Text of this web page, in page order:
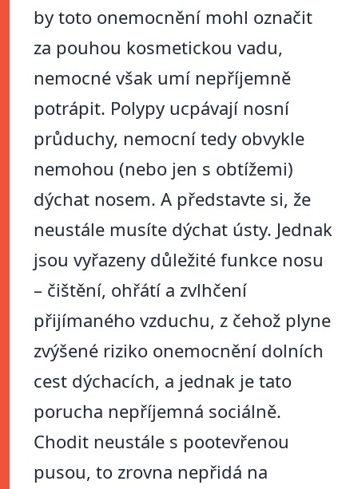
by toto onemocnění mohl označit
za pouhou kosmetickou vadu,
nemocné však umí nepříjemně
potrápit. Polypy ucpávají nosní
průduchy, nemocní tedy obvykle
nemohou (nebo jen s obtížemi)
dýchat nosem. A představte si, že
neustále musíte dýchat ústy. Jednak
jsou vyřazeny důležité funkce nosu
– čištění, ohřátí a zvlhčení
přijímaného vzduchu, z čehož plyne
zvýšené riziko onemocnění dolních
cest dýchacích, a jednak je tato
porucha nepříjemná sociálně.
Chodit neustále s pootevřenou
pusou, to zrovna nepřidá na